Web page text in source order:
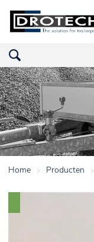
Home > Producten >